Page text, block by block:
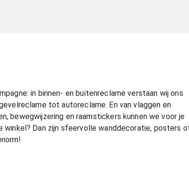
in binnen- en buitenreclame verstaan wij ons
tot autoreclame. En van vlaggen en
bewegwijzering en raamstickers kunnen we voor je
winkel? Dan zijn sfeervolle wanddecoratie, posters